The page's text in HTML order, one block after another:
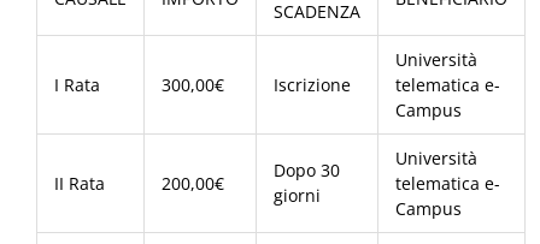
SCADENZA
I Rata 300,00€ Iscrizione
Università
telematica e-
Campus
II Rata 200,00€
Dopo 30
giorni
Università
telematica e-
Campus